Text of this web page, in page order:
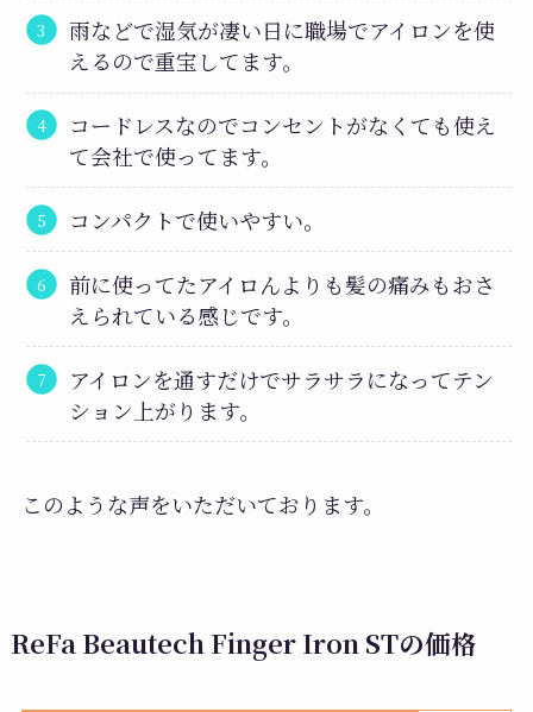
雨などで湿気が凄い日に職場でアイロンを使
えるので重宝してます。
コードレスなのでコンセントがなくても使え
て会社で使ってます。
コンパクトで使いやすい。
前に使ってたアイロんよりも髪の痛みもおさ
えられている感じです。
アイロンを通すだけでサラサラになってテン
ション上がります。
このような声をいただいております。
ReFa Beautech Finger Iron STの価格